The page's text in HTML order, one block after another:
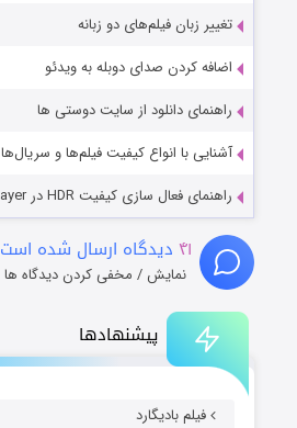
پیشنهادها
فیلم بادیگارد
تغییر زبان فیلم‌های دو زبانه
اضافه کردن صدای دوبله به ویدئو
راهنمای دانلود از سایت دوستی ها
آشنایی با انواع کیفیت فیلم‌ها و سریال‌ها
راهنمای فعال سازی کیفیت HDR در PotPlayer
۴۱ دیدگاه ارسال شده است
نمایش / مخفی کردن دیدگاه ها